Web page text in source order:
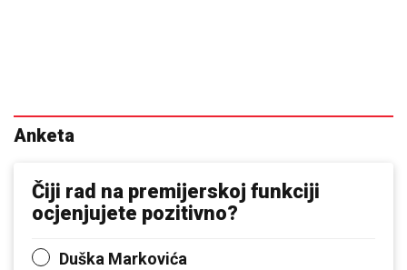
Anketa
Čiji rad na premijerskoj funkciji
ocjenjujete pozitivno?
Duška Markovića